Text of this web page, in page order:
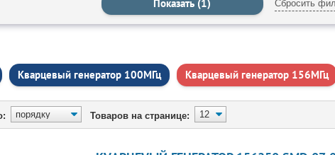
Сбросить
Кварцевый генератор 100МГц Кварцевый генератор 156МГц
Товаров на странице: